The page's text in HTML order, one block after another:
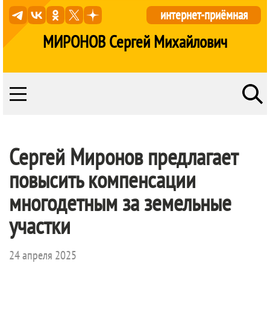
МИРОНОВ Сергей Михайлович
интернет-приёмная
Сергей Миронов предлагает
повысить компенсации
многодетным за земельные
участки
24 апреля 2025